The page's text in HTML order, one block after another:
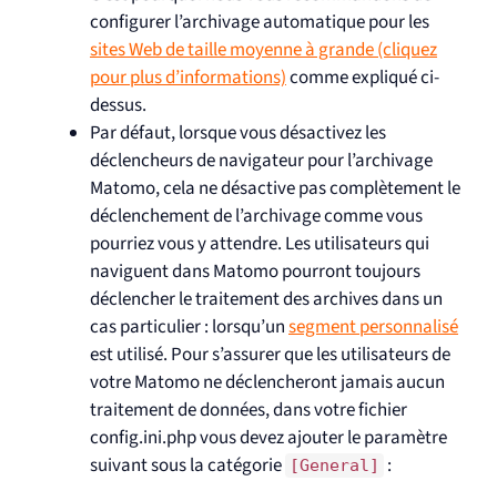
configurer l’archivage automatique pour les
sites Web de taille moyenne à grande (cliquez
pour plus d’informations)comme expliqué ci-
dessus.
Par défaut, lorsque vous désactivez les
déclencheurs de navigateur pour l’archivage
Matomo, cela ne désactive pas complètement le
déclenchement de l’archivage comme vous
pourriez vous y attendre. Les utilisateurs qui
naviguent dans Matomo pourront toujours
déclencher le traitement des archives dans un
cas particulier : lorsqu’unsegment personnalisé
est utilisé. Pour s’assurer que les utilisateurs de
votre Matomo ne déclencheront jamais aucun
traitement de données, dans votre fichier
config.ini.php vous devez ajouter le paramètre
suivant sous la catégorie
[General] :